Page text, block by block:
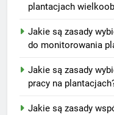
plantacjach
Jakie są zasady
do monitorowania
Jakie są zasady
pracy na
Jakie są zasady